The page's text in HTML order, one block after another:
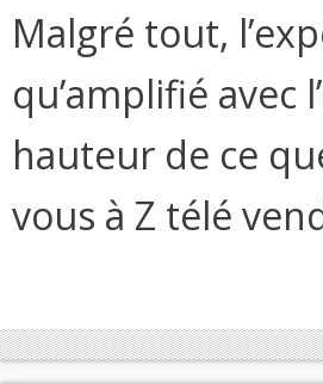
Malgré tout,
qu’amplifié avec
hauteur de ce
vous à Z télé